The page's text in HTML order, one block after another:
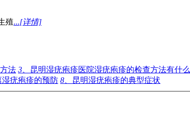
殖...[详情]
法 3、 昆明湿疣疱疹医院湿疣疱疹的检查方法有什么
湿疣疱疹的预防 8、 昆明湿疣疱疹的典型症状